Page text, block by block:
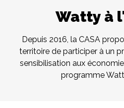
Watty à
Depuis 2016, la CASA
territoire de participer à un
sensibilisation aux
programme